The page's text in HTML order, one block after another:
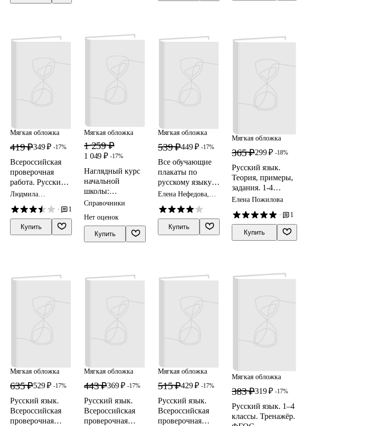
Мягкая обложка
419 ₽349 ₽ -17%
Всероссийская
проверочная
работа. Русский
язык. 4 класс. 15
заданий.
Типовые задания.
Подробные
Людмила
Андрей Кузнецов
· 1
Купить
Мягкая обложка
1 259 ₽
1 049 ₽ -17%
Наглядный курс
начальной
школы:
математика,
английский язык,
окружающий мир
Справочники
Нет оценок
Купить
Мягкая обложка
539 ₽449 ₽ -17%
Все обучающие
плакаты по
русскому языку.
1-4 классы
Елена Нефедова,
Купить
Мягкая обложка
365 ₽299 ₽ -18%
Русский язык.
Теория, примеры,
задания. 1-4
классы
Елена Пожилова
·
1
Купить
Мягкая обложка
635 ₽529 ₽ -17%
Русский язык.
Всероссийская
проверочная
Мягкая обложка
443 ₽369 ₽ -17%
Русский язык.
Всероссийская
проверочная
Мягкая обложка
515 ₽429 ₽ -17%
Русский язык.
Всероссийская
проверочная
Мягкая обложка
383 ₽319 ₽ -17%
Русский язык. 1–4
классы. Тренажёр.